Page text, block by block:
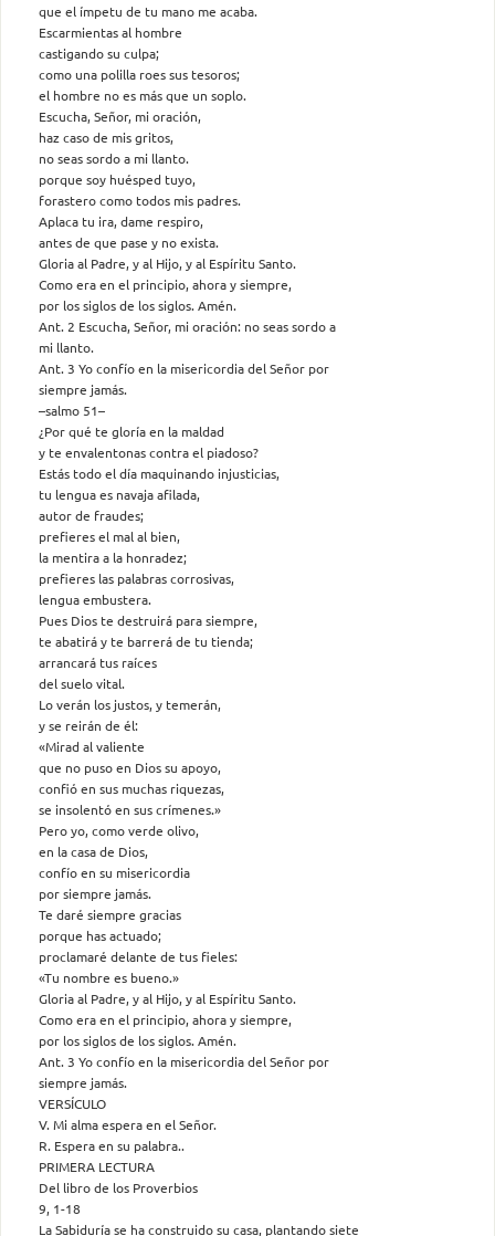
que el ímpetu de tu mano me acaba.
Escarmientas al hombre
castigando su culpa;
como una polilla roes sus tesoros;
el hombre no es más que un soplo.
Escucha, Señor, mi oración,
haz caso de mis gritos,
no seas sordo a mi llanto.
porque soy huésped tuyo,
forastero como todos mis padres.
Aplaca tu ira, dame respiro,
antes de que pase y no exista.
Gloria al Padre, y al Hijo, y al Espíritu Santo.
Como era en el principio, ahora y siempre,
por los siglos de los siglos. Amén.
Ant. 2 Escucha, Señor, mi oración: no seas sordo a
mi llanto.
Ant. 3 Yo confío en la misericordia del Señor por
siempre jamás.
–salmo 51–
¿Por qué te gloría en la maldad
y te envalentonas contra el piadoso?
Estás todo el día maquinando injusticias,
tu lengua es navaja afilada,
autor de fraudes;
prefieres el mal al bien,
la mentira a la honradez;
prefieres las palabras corrosivas,
lengua embustera.
Pues Dios te destruirá para siempre,
te abatirá y te barrerá de tu tienda;
arrancará tus raíces
del suelo vital.
Lo verán los justos, y temerán,
y se reirán de él:
«Mirad al valiente
que no puso en Dios su apoyo,
confió en sus muchas riquezas,
se insolentó en sus crímenes.»
Pero yo, como verde olivo,
en la casa de Dios,
confío en su misericordia
por siempre jamás.
Te daré siempre gracias
porque has actuado;
proclamaré delante de tus fieles:
«Tu nombre es bueno.»
Gloria al Padre, y al Hijo, y al Espíritu Santo.
Como era en el principio, ahora y siempre,
por los siglos de los siglos. Amén.
Ant. 3 Yo confío en la misericordia del Señor por
siempre jamás.
VERSÍCULO
V. Mi alma espera en el Señor.
R. Espera en su palabra..
PRIMERA LECTURA
Del libro de los Proverbios
9, 1-18
La Sabiduría se ha construido su casa, plantando siete